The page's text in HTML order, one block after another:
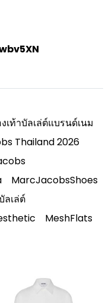
เท้าบัลเล่ต์แบรนด์เนม
Thailand 2026
MarcJacobsShoes
ลเล่ต์
MeshFlats